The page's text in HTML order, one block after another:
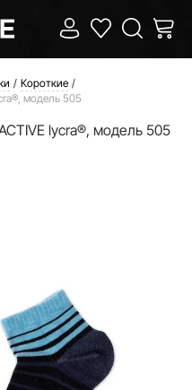
Короткие
модель 505
lycra®, модель 505